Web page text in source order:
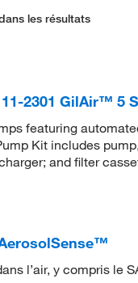
les résultats
2301 GilAir™ 5
featuring
Kit includes
and filter
l’air, y compris le